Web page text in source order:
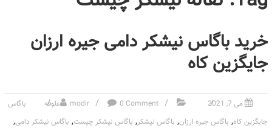
خرید باگاس نیشکر دامی جیره ارزان
جایگزین کاه
می 7, 2021 modir 0 Comment علوفه
باگاس
جایگزین کاه, باگاس جیره ارزان, باگاس نیشکر, باگاس نیشکر چیست, باگاس نیشکر دامی,